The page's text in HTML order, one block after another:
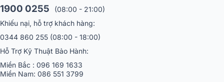
1900 0255
(08:00 - 21:00)
Khiếu nại, hỗ trợ khách hàng:
0344 860 255 (08:00 - 18:00)
Hỗ Trợ Kỹ Thuật Bảo Hành:
Miền Bắc : 096 169 1633
Miền Nam: 086 551 3799